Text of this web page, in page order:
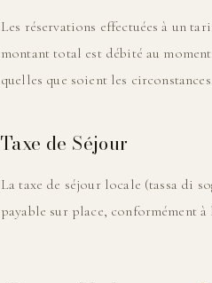
Les réservations effectuées à un
montant total est débité au
quelles que soient les circonstances.
Taxe de Séjour
La taxe de séjour locale (tassa di
payable sur place, conformément